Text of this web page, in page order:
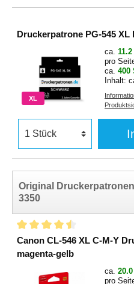
XL
ca. 11.2
pro
ca. 400
Inhalt:
Original
3350
Canon CL-546 XL C-M-Y
magenta-gelb
ca. 20.0
pro